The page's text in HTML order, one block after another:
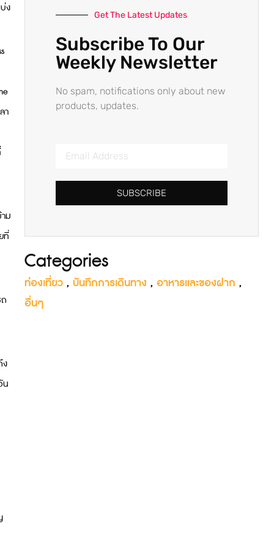
ง
า
ม
ที่
ง
น
Get The Latest Updates
Subscribe To Our
Weekly Newsletter
No spam, notifications only about new
products, updates.
SUBSCRIBE
Categories
ท่องเที่ยว ,บันทึกการเดินทาง ,อาหารและของฝาก ,
อื่นๆ